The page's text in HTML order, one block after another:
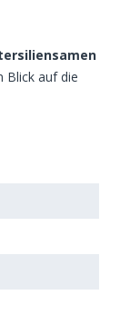
Blick auf die